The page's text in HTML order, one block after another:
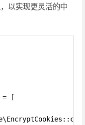
以实现更灵活的中
= [